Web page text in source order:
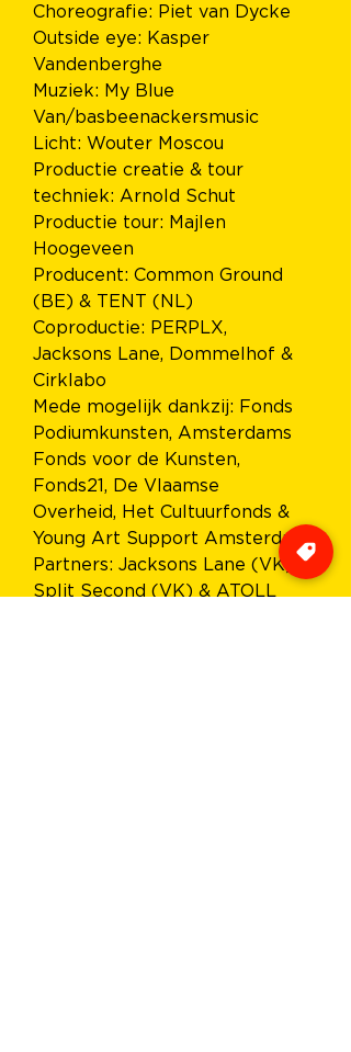
Choreografie: Piet van Dycke
Outside eye: Kasper
Vandenberghe
Muziek: My Blue
Van/basbeenackersmusic
Licht: Wouter Moscou
Productie creatie & tour
techniek: Arnold Schut
Productie tour: Majlen
Hoogeveen
Producent: Common Ground
(BE) & TENT (NL)
Coproductie: PERPLX,
Jacksons Lane, Dommelhof &
Cirklabo
Mede mogelijk dankzij: Fonds
Podiumkunsten, Amsterdams
Fonds voor de Kunsten,
Fonds21, De Vlaamse
Overheid, Het Cultuurfonds &
Young Art Support Amsterdam
Partners: Jacksons Lane (VK),
Split Second (VK) & ATOLL